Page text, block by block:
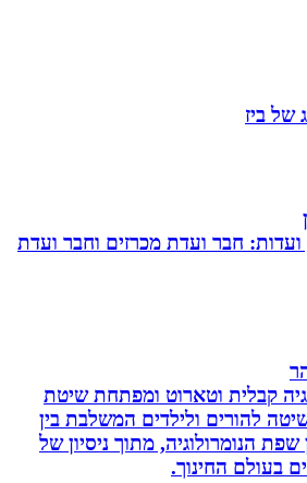
חבר ועדת מכרזים וחבר ועדת
וטארוט ומפתחת שיטת
ולילדים המשלבת בין
מתוך ניסיון של